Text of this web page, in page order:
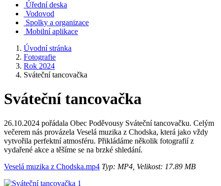
Úřední deska
Vodovod
Spolky a organizace
Mobilní aplikace
Úvodní stránka
Fotografie
Rok 2024
Sváteční tancovačka
Sváteční tancovačka
26.10.2024 pořádala Obec Poděvousy Sváteční tancovačku. Celým
večerem nás provázela Veselá muzika z Chodska, která jako vždy
vytvořila perfektní atmosféru. Přikládáme několik fotografií z
vydařené akce a těšíme se na brzké shledání.
Veselá muzika z Chodska.mp4 Typ: MP4, Velikost: 17.89 MB